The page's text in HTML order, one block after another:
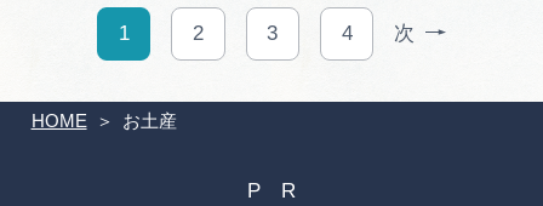
HOME お土産
1 2 3 4 次